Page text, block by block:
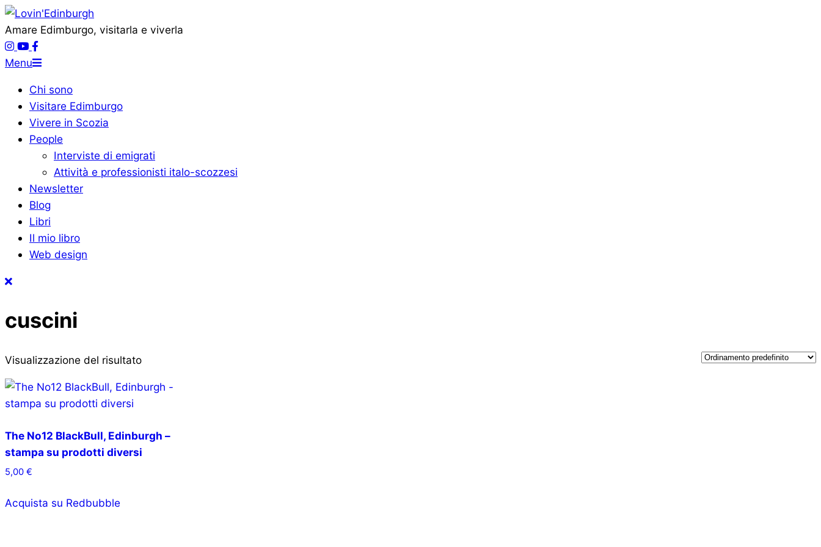
Vai
al
contenuto
Lovin'Edinburgh
Amare Edimburgo, visitarla e viverla
Menu
navigazione
primaria
Menu
Chi sono
Visitare Edimburgo
Vivere in Scozia
People
Interviste di emigrati
Attività e professionisti italo-scozzesi
Newsletter
Blog
Libri
Il mio libro
Web design
cuscini
Visualizzazione del risultato
The No12 BlackBull, Edinburgh –
stampa su prodotti diversi
5,00 €
Acquista su Redbubble